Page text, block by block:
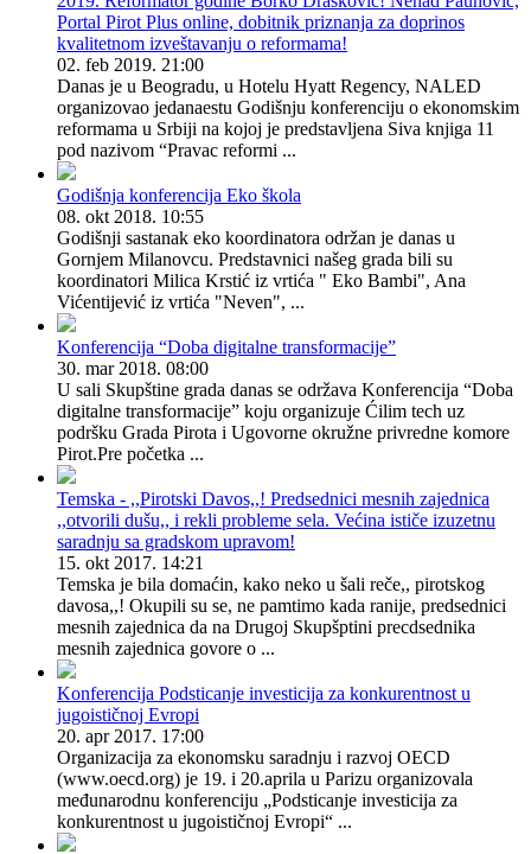
Portal Pirot Plus online, dobitnik priznanja za doprinos
kvalitetnom izveštavanju o reformama!
02. feb 2019. 21:00
Danas je u Beogradu, u Hotelu Hyatt Regency, NALED
organizovao jedanaestu Godišnju konferenciju o ekonomskim
reformama u Srbiji na kojoj je predstavljena Siva knjiga 11
pod nazivom “Pravac reformi ...
Godišnja konferencija Eko škola
08. okt 2018. 10:55
Godišnji sastanak eko koordinatora održan je danas u
Gornjem Milanovcu. Predstavnici našeg grada bili su
koordinatori Milica Krstić iz vrtića " Eko Bambi", Ana
Vićentijević iz vrtića "Neven", ...
Konferencija “Doba digitalne transformacije”
30. mar 2018. 08:00
U sali Skupštine grada danas se održava Konferencija “Doba
digitalne transformacije” koju organizuje Ćilim tech uz
podršku Grada Pirota i Ugovorne okružne privredne komore
Pirot.Pre početka ...
Temska - ,,Pirotski Davos,,! Predsednici mesnih zajednica
,,otvorili dušu,, i rekli probleme sela. Većina ističe izuzetnu
saradnju sa gradskom upravom!
15. okt 2017. 14:21
Temska je bila domaćin, kako neko u šali reče,, pirotskog
davosa,,! Okupili su se, ne pamtimo kada ranije, predsednici
mesnih zajednica da na Drugoj Skupšptini precdsednika
mesnih zajednica govore o ...
Konferencija Podsticanje investicija za konkurentnost u
jugoističnoj Evropi
20. apr 2017. 17:00
Organizacija za ekonomsku saradnju i razvoj OECD
(www.oecd.org) je 19. i 20.aprila u Parizu organizovala
međunarodnu konferenciju „Podsticanje investicija za
konkurentnost u jugoističnoj Evropi“ ...